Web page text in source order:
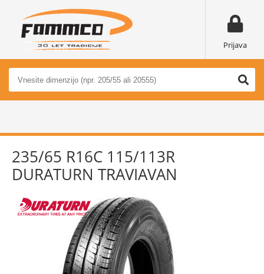
Prijava
235/65 R16C 115/113R
DURATURN TRAVIAVAN